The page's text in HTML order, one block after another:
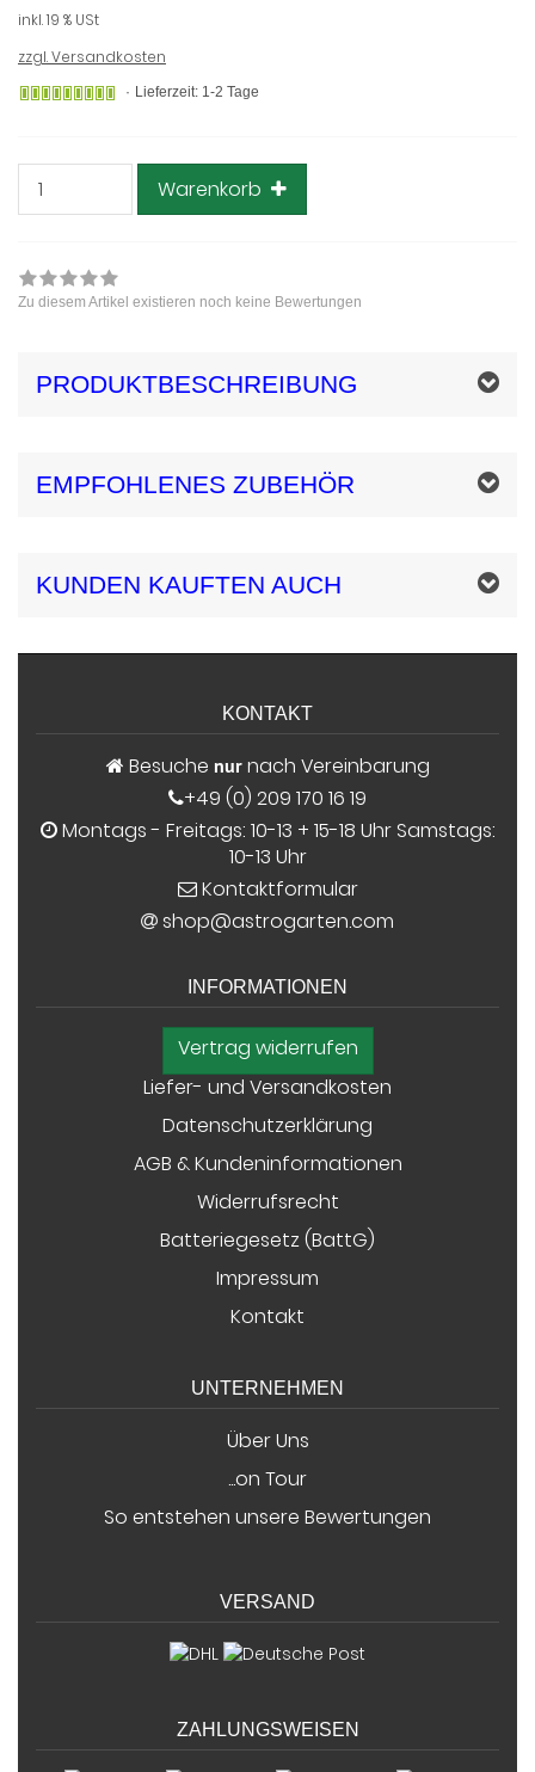
inkl. 19 % USt
zzgl. Versandkosten
Gewöhnlich
Lieferzeit: 1-2 Tage
Warenkorb
Zu diesem Artikel existieren noch keine Bewertungen
PRODUKTBESCHREIBUNG
EMPFOHLENES ZUBEHÖR
KUNDEN KAUFTEN AUCH
KONTAKT
Besuche nurnach Vereinbarung
+49 (0) 209 170 16 19
Montags - Freitags: 10-13 + 15-18 Uhr Samstags:
10-13 Uhr
Kontaktformular
shop@astrogarten.com
INFORMATIONEN
Vertrag widerrufen
Liefer- und Versandkosten
Datenschutzerklärung
AGB & Kundeninformationen
Widerrufsrecht
Batteriegesetz (BattG)
Impressum
Kontakt
UNTERNEHMEN
Über Uns
...on Tour
So entstehen unsere Bewertungen
VERSAND
ZAHLUNGSWEISEN